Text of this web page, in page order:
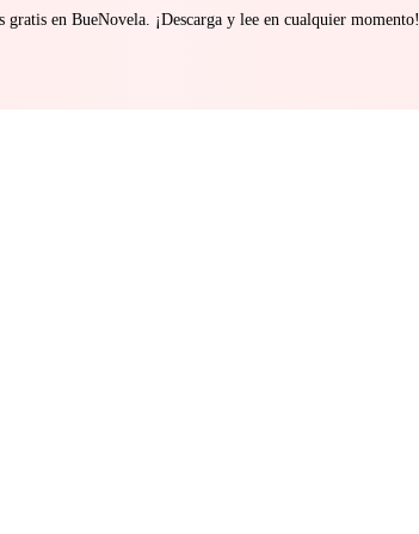
gratis en BueNovela. ¡Descarga y lee en cualquier momento!